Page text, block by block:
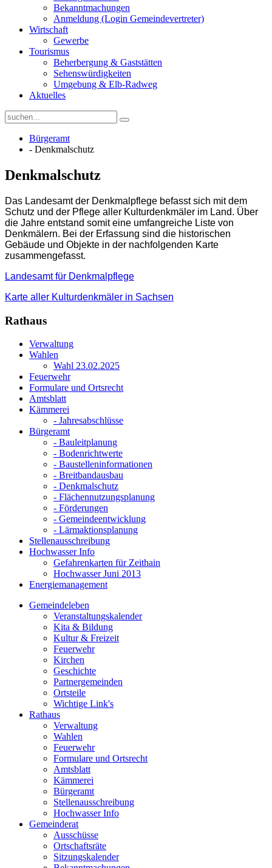
Bekanntmachungen
Anmeldung (Login Gemeindevertreter)
Wirtschaft
Gewerbe
Tourismus
Beherbergung & Gaststätten
Sehenswürdigkeiten
Umgebung & Elb-Radweg
Aktuelles
Bürgeramt
- Denkmalschutz
Denkmalschutz
Das Landesamt der Denkmalpflege befasst sich mit dem
Schutz und der Pflege aller Kulturdenkmäler im Land. Über
die Jahre entstand somit eine umfangreiche Liste von
Denkmälern. Bei der Erfassung sind die historischen
Gebäude und Objekte in der nachfolgenden Karte
zusammengefasst.
Landesamt für Denkmalpflege
Karte aller Kulturdenkmäler in Sachsen
Rathaus
Verwaltung
Wahlen
Wahl 23.02.2025
Feuerwehr
Formulare und Ortsrecht
Amtsblatt
Kämmerei
- Jahresabschlüsse
Bürgeramt
- Bauleitplanung
- Bodenrichtwerte
- Baustelleninformationen
- Breitbandausbau
- Denkmalschutz
- Flächennutzungsplanung
- Förderungen
- Gemeindeentwicklung
- Lärmaktionsplanung
Stellenausschreibung
Hochwasser Info
Gefahrenkarten für Zeithain
Hochwasser Juni 2013
Energiemanagement
Gemeindeleben
Veranstaltungskalender
Kita & Bildung
Kultur & Freizeit
Feuerwehr
Kirchen
Geschichte
Partnergemeinden
Ortsteile
Wichtige Link's
Rathaus
Verwaltung
Wahlen
Feuerwehr
Formulare und Ortsrecht
Amtsblatt
Kämmerei
Bürgeramt
Stellenausschreibung
Hochwasser Info
Gemeinderat
Ausschüsse
Ortschaftsräte
Sitzungskalender